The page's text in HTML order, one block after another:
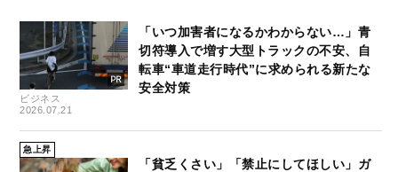
ビジネス
2026.07.21
「いつ加害者になるかわからない…」青
切符導入で増す大型トラックの不安、自
転車“車道走行時代”に求められる新たな
安全対策
急上昇
「貧乏くさい」「禁止にしてほしい」ガ